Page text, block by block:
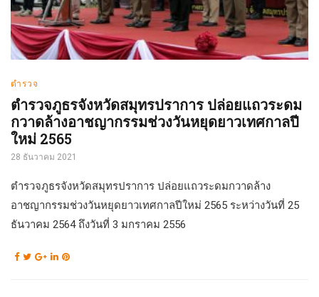
ตำรวจ
ตำรวจภูธรจังหวัดสมุทรปราการ ปล่อยแถวระดม
กวาดล้างอาชญากรรมช่วงวันหยุดยาวเทศกาลปี
ใหม่ 2565
28 ธันวาคม 2021
ตำรวจภูธรจังหวัดสมุทรปราการ ปล่อยแถวระดมกวาดล้าง
อาชญากรรมช่วงวันหยุดยาวเทศกาลปีใหม่ 2565 ระหว่างวันที่ 25
ธันวาคม 2564 ถึงวันที่ 3 มกราคม 2556